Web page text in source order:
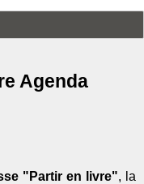
Agenda
"Partir en livre", la